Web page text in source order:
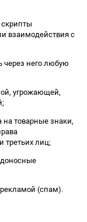
взаимодействия с
через него любую
угрожающей,
на товарные знаки,
третьих лиц;
(спам).